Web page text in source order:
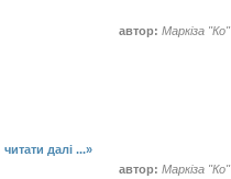
автор: Маркіза "Ко"
читати далі ...»
автор: Маркіза "Ко"